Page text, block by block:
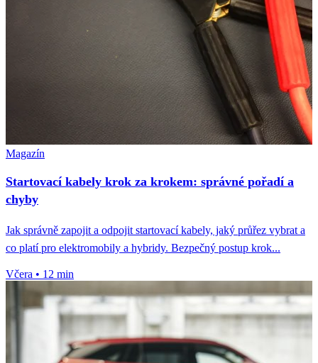
Magazín
Startovací kabely krok za krokem: správné pořadí a
chyby
Jak správně zapojit a odpojit startovací kabely, jaký průřez vybrat a
co platí pro elektromobily a hybridy. Bezpečný postup krok...
Včera • 12 min